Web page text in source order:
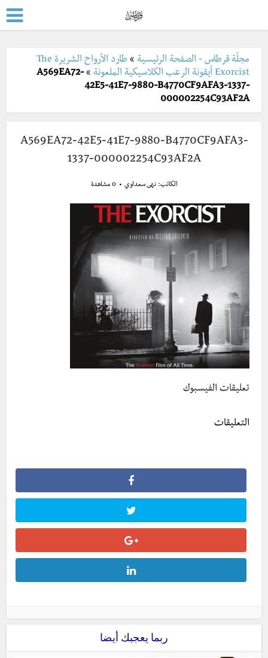
مجلّة قرطاس - الصفحة الرئيسية »
طارد الأرواح الشريرة The
Exorcist أيقونة الرعب الكلاسيكية الملعونة
»
A569EA72-
42E5-41E7-9880-B4770CF9AFA3-1337-
000002254C93AF2A
A569EA72-42E5-41E7-9880-B4770CF9AFA3-
1337-000002254C93AF2A
الكاتب:نهى سعداوي 0 مشاهدة
تعليقات الفيسبوك
التعليقات
ربما يعجبك أيضا